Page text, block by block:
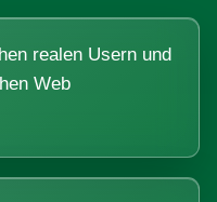
realen Usern und
Web